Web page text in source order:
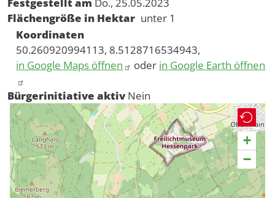
Festgestellt am Do., 25.05.2023
Flächengröße in Hektar unter 1
Koordinaten
50.260920994113, 8.5128716534943,
in Google Maps öffnen
oder in Google Earth öffnen
Bürgerinitiative aktiv Nein
+
−